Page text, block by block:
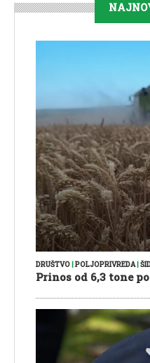
DRUŠTVO POLJOPRIVREDA|
Prinos od 6,3 tone